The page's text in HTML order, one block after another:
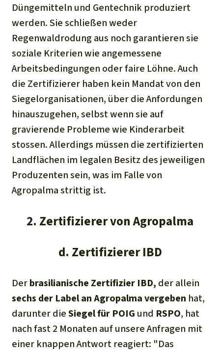
Düngemitteln und Gentechnik produziert
werden. Sie schließen weder
Regenwaldrodung aus noch garantieren sie
soziale Kriterien wie angemessene
Arbeitsbedingungen oder faire Löhne. Auch
die Zertifizierer haben kein Mandat von den
Siegelorganisationen, über die Anfordungen
hinauszugehen, selbst wenn sie auf
gravierende Probleme wie Kinderarbeit
stossen. Allerdings müssen die zertifizierten
Landflächen im legalen Besitz des jeweiligen
Produzenten sein, was im Falle von
Agropalma strittig ist.
2. Zertifizierer von Agropalma
d. Zertifizierer IBD
Derbrasilianische Zertifizier IBD, der allein
sechs der Label an Agropalma vergeben hat,
darunter dieSiegel für POIG und RSPO, hat
nach fast 2 Monaten auf unsere Anfragen mit
einer knappen Antwort reagiert: "Das